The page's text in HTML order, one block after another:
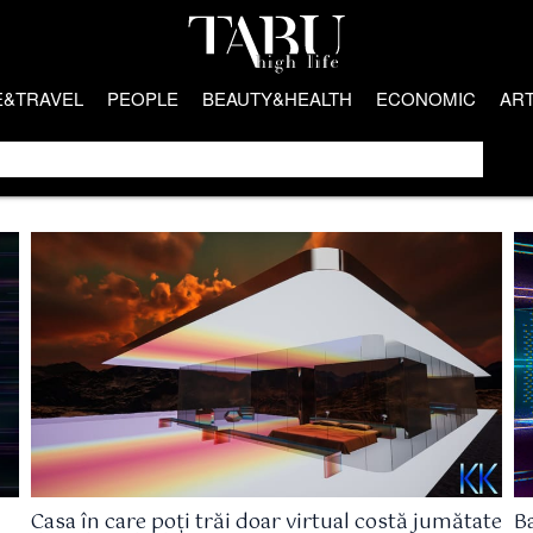
PEOPLE BEAUTY&HEALTH ECONOMIC
Casa în care poți trăi doar virtual costă jumătate